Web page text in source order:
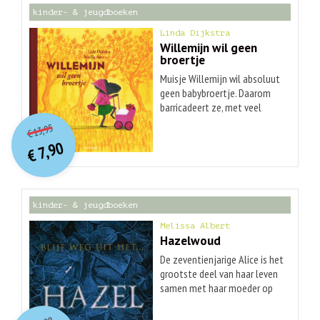
kinder- & jeugdboeken
Linda Dijkstra
Willemijn wil geen
broertje
Muisje Willemijn wil absoluut
geen babybroertje. Daarom
barricadeert ze, met veel
€13,95O
orspr
onkelijke
prijs
was:
€ 13,95.
€7,90
Huidige
prijs
is:
€ 7,90.
kinder- & jeugdboeken
Melissa Albert
Hazelwoud
De zeventienjarige Alice is het
grootste deel van haar leven
samen met haar moeder op
O
orspr
onkelijke